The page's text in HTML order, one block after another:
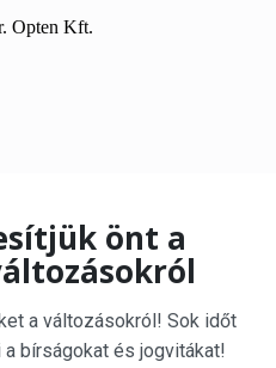
önt a
a változásokról! Sok időt
bírságokat és jogvitákat!